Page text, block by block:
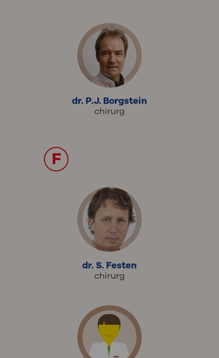
dr. P.J. Borgstein
chirurg
F
dr. S. Festen
chirurg